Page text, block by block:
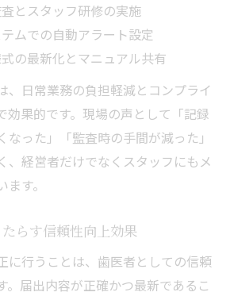
とスタッフ研修の実施
ムでの自動アラート設定
の最新化とマニュアル共有
、日常業務の負担軽減とコンプライ
効果的です。現場の声として「記録
なった」「監査時の手間が減った」
、経営者だけでなくスタッフにもメ
す。
らす信頼性向上効果
に行うことは、歯医者としての信頼
。届出内容が正確かつ最新であるこ